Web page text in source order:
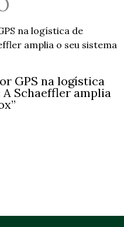
GPS na logística
Schaeffler amplia